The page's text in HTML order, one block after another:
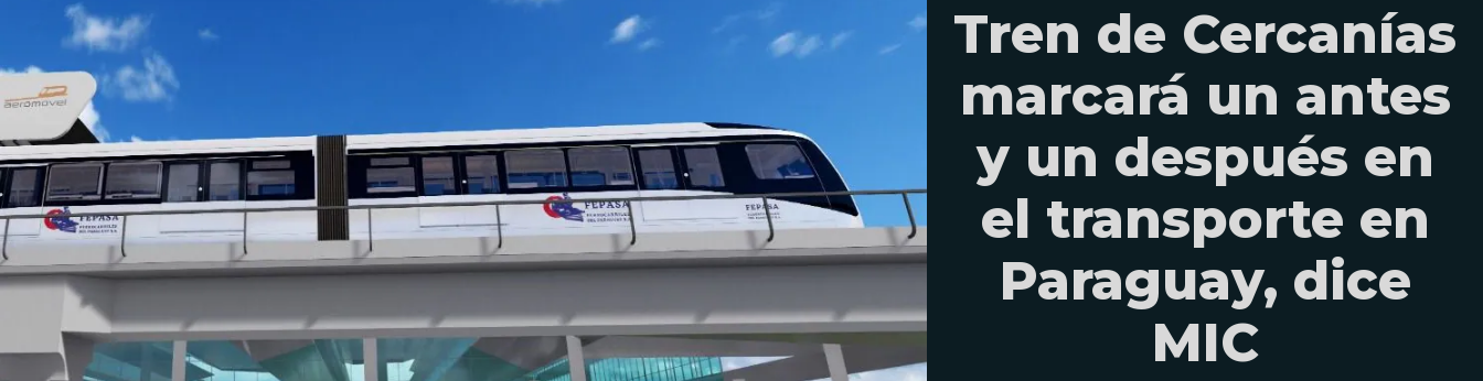
Tren de Cercanías
marcará un antes
y un después en
el transporte en
Paraguay, dice
MIC